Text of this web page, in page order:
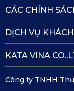
CÁC CHÍNH
DỊCH VỤ
KATA VINA
Công ty TNHH